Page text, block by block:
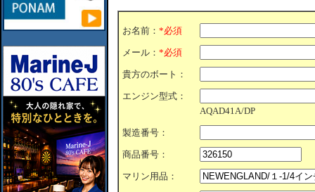
お名前： *必須
メール： *必須
貴方のボート：
エンジン型式：
AQAD41A/DP
製造番号：
商品番号：
マリン用品：